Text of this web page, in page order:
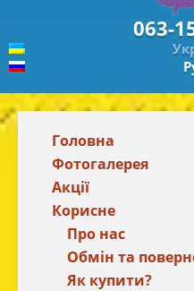
063-
Головна
Фотогалерея
Акції
Корисне
Про нас
Обмін та
Як купити?